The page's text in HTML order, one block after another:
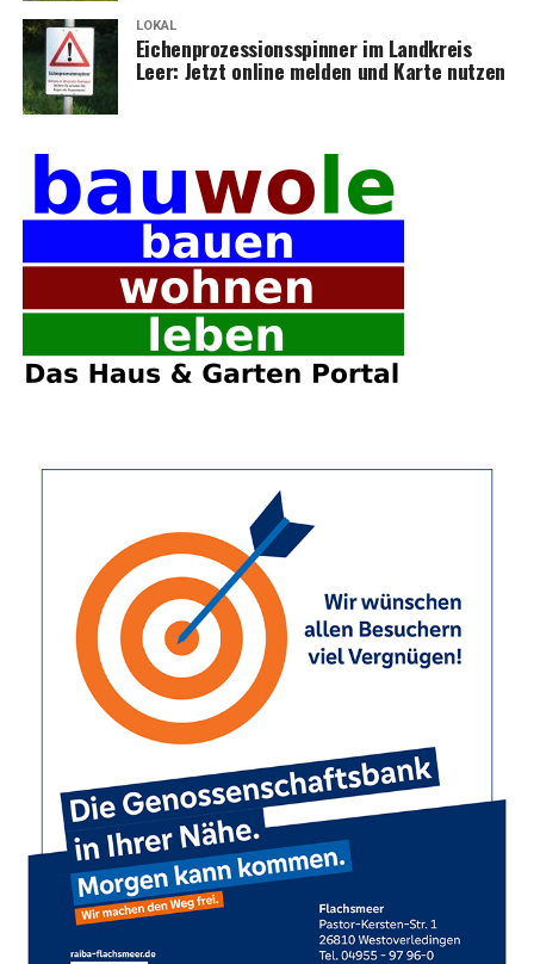
LOKAL
Eichen­pro­zes­si­ons­spin­ner im Land­kreis
Leer: Jetzt online mel­den und Kar­te nutzen